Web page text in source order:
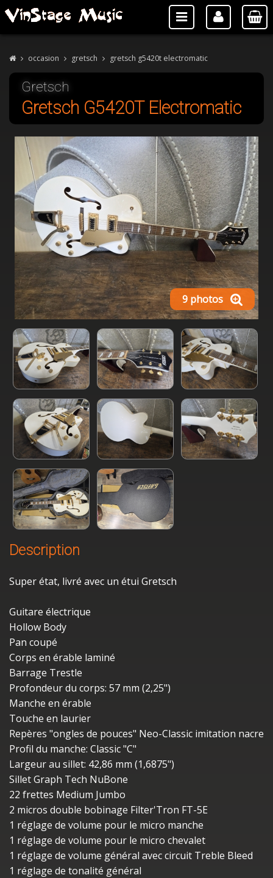
occasion gretsch gretsch g5420t electromatic
Gretsch
Gretsch G5420T Electromatic
9 photos
Description
Super état, livré avec un étui Gretsch
Guitare électrique
Hollow Body
Pan coupé
Corps en érable laminé
Barrage Trestle
Profondeur du corps: 57 mm (2,25")
Manche en érable
Touche en laurier
Repères "ongles de pouces" Neo-Classic imitation nacre
Profil du manche: Classic "C"
Largeur au sillet: 42,86 mm (1,6875")
Sillet Graph Tech NuBone
22 frettes Medium Jumbo
2 micros double bobinage Filter'Tron FT-5E
1 réglage de volume pour le micro manche
1 réglage de volume pour le micro chevalet
1 réglage de volume général avec circuit Treble Bleed
1 réglage de tonalité général